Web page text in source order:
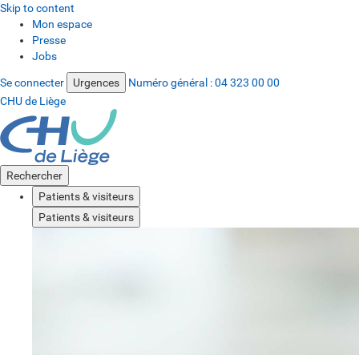
Skip to content
Mon espace
Presse
Jobs
Se connecter Urgences Numéro général :04 323 00 00
CHU de Liège
Rechercher
Patients & visiteurs
Patients & visiteurs